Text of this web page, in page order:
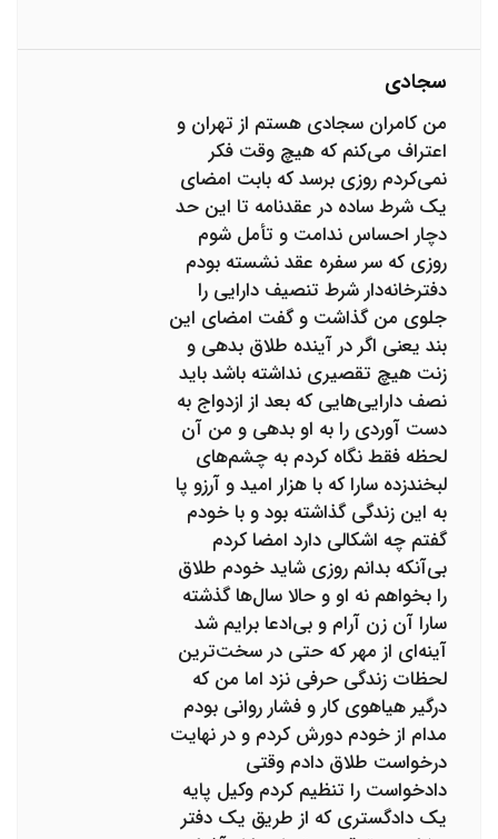
سجادی
من کامران سجادی هستم از تهران و
اعتراف می‌کنم که هیچ وقت فکر
نمی‌کردم روزی برسد که بابت امضای
یک شرط ساده در عقدنامه تا این حد
دچار احساس ندامت و تأمل شوم
روزی که سر سفره عقد نشسته بودم
دفترخانه‌دار شرط تنصیف دارایی را
جلوی من گذاشت و گفت امضای این
بند یعنی اگر در آینده طلاق بدهی و
زنت هیچ تقصیری نداشته باشد باید
نصف دارایی‌هایی که بعد از ازدواج به
دست آوردی را به او بدهی و من آن
لحظه فقط نگاه کردم به چشم‌های
لبخندزده سارا که با هزار امید و آرزو پا
به این زندگی گذاشته بود و با خودم
گفتم چه اشکالی دارد امضا کردم
بی‌آنکه بدانم روزی شاید خودم طلاق
را بخواهم نه او و حالا سال‌ها گذشته
سارا آن زن آرام و بی‌ادعا برایم شد
آینه‌ای از مهر که حتی در سخت‌ترین
لحظات زندگی حرفی نزد اما من که
درگیر هیاهوی کار و فشار روانی بودم
مدام از خودم دورش کردم و در نهایت
درخواست طلاق دادم وقتی
دادخواست را تنظیم کردم وکیل پایه
یک دادگستری که از طریق یک دفتر